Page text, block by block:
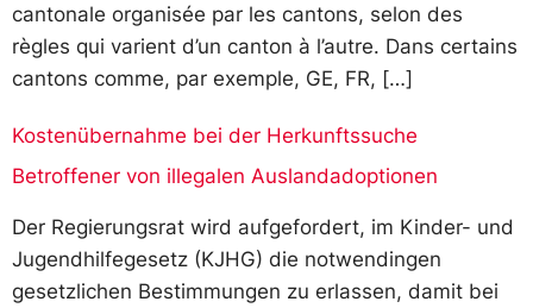
cantonale organisée par les cantons, selon des
règles qui varient d’un canton à l’autre. Dans certains
cantons comme, par exemple, GE, FR, […]
Kostenübernahme bei der Herkunftssuche
Betroffener von illegalen Auslandadoptionen
Der Regierungsrat wird aufgefordert, im Kinder- und
Jugendhilfegesetz (KJHG) die notwendingen
gesetzlichen Bestimmungen zu erlassen, damit bei